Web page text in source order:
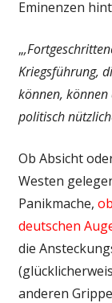
Eminenzen
„
Kriegsführung,
können,
politisch
Ob Absicht
Westen
Panikmache,
deutschen
die
anderen